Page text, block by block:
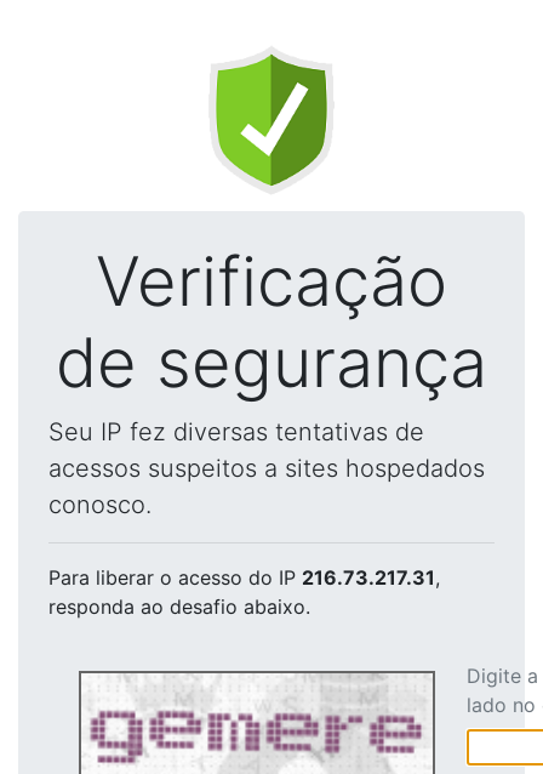
Verificação
de segurança
Seu IP fez diversas tentativas de
acessos suspeitos a sites hospedados
conosco.
Para liberar o acesso do IP 216.73.217.31,
responda ao desafio abaixo.
Digite
lado no